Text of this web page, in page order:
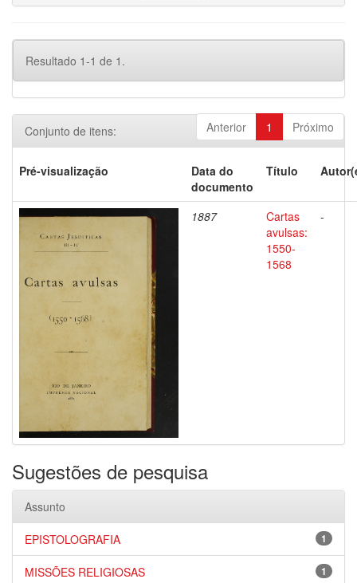
Resultado 1-1 de 1.
Anterior 1 Próximo
Conjunto de itens:
Pré-visualização
Data do
documento
Título
1887
Cartas
avulsas:
1550-
1568
-
Sugestões de pesquisa
Assunto
1
EPISTOLOGRAFIA
1
MISSÕES RELIGIOSAS